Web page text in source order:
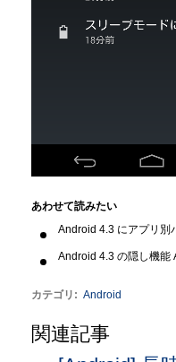
あわせて読みたい
Android 4.3 にアプリ
Android 4.3 の隠し機
カテゴリ : Android
関連記事